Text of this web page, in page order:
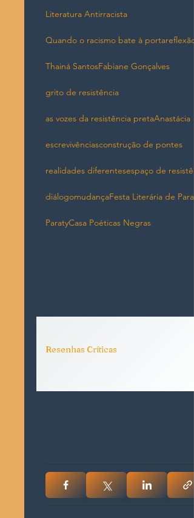
Literatura Antirracista
Quando o racismo bate à portareflexão
Thainá SantosFabiane Gonçalves
grito de resistência
as vozes da resistência pretaAnastácia
escrevivênciasconstrução de pontes
realidades diferentesespaço de
diálogomudançaFesta Literária de
ParatyCasa Poéticas Negras
Resenhas Críticas